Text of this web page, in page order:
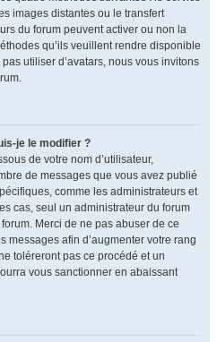
images distantes ou le transfert
du forum peuvent activer ou non la
qu’ils veuillent rendre disponible
utiliser d’avatars, nous vous invitons
je le modifier ?
de votre nom d’utilisateur,
de messages que vous avez publié
comme les administrateurs et
cas, seul un administrateur du forum
Merci de ne pas abuser de ce
messages afin d’augmenter votre rang
toléreront pas ce procédé et un
vous sanctionner en abaissant